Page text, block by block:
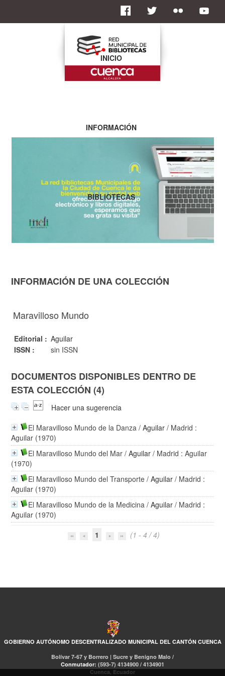
INFORMACIÓN DE UNA COLECCIÓN
Maravilloso Mundo
Editorial : Aguilar
ISSN :
sin ISSN
DOCUMENTOS DISPONIBLES DENTRO DE
ESTA COLECCIÓN (4)
Hacer una sugerencia
El Maravilloso Mundo de la Danza /Aguilar / Madrid :
Aguilar (1970)
El Maravilloso Mundo del Mar /Aguilar / Madrid : Aguilar
(1970)
El Maravilloso Mundo del Transporte /Aguilar / Madrid :
Aguilar (1970)
El Maravilloso Mundo de la Medicina /Aguilar / Madrid :
Aguilar (1970)
1
(1 - 4 / 4)
GOBIERNO AUTÓNOMO DESCENTRALIZADO MUNICIPAL DEL CANTÓN CUENCA
Bolívar 7-67 y Borrero | Sucre y Benigno Malo /
Conmutador: (593-7) 4134900 / 4134901
Cuenca, Ecuador
INICIO
INFORMACIÓN
BIBLIOTECAS